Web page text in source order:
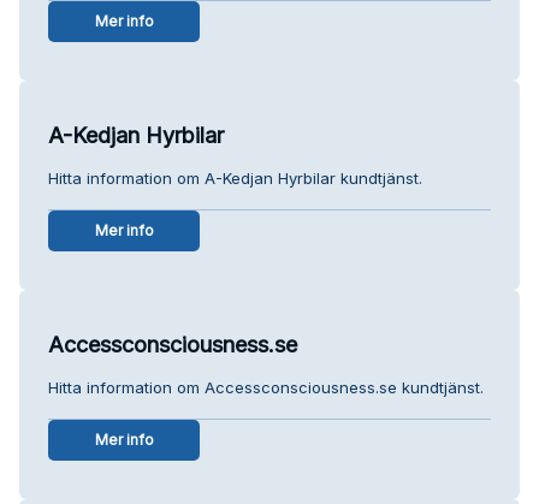
Mer info
A-Kedjan Hyrbilar
Hitta information om A-Kedjan Hyrbilar kundtjänst.
Mer info
Accessconsciousness.se
Hitta information om Accessconsciousness.se kundtjänst.
Mer info